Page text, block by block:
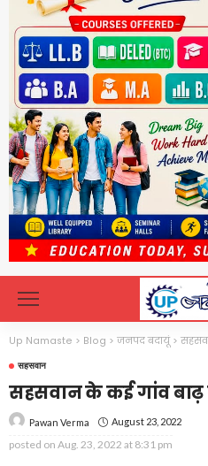
Up Namaste > Blog > जनपद बदायूं>
सहसवान
सहसवान के कई गांव
Pawan Verma August 23, 2022
posted on Aug. 23, 2022 at 8:31 pm